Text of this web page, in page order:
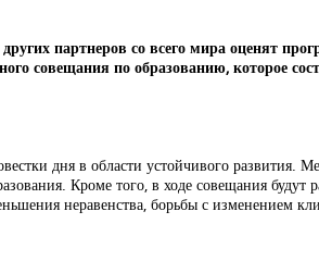
партнеров со всего мира оценят
совещания по образованию, которое
дня в области устойчивого развития.
Кроме того, в ходе совещания будут
неравенства, борьбы с изменением